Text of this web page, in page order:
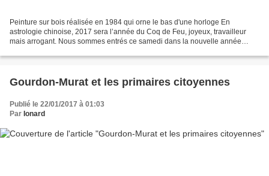
Peinture sur bois réalisée en 1984 qui orne le bas d'une horloge En
astrologie chinoise, 2017 sera l’année du Coq de Feu, joyeux, travailleur
mais arrogant. Nous sommes entrés ce samedi dans la nouvelle année
Gourdon-Murat et les primaires citoyennes
Publié le 22/01/2017 à 01:03
Par Ionard